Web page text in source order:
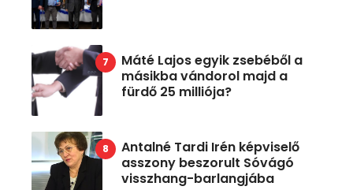
Máté Lajos egyik zsebéből a
másikba vándorol majd a
fürdő 25 milliója?
Antalné Tardi Irén képviselő
asszony beszorult Sóvágó
visszhang-barlangjába